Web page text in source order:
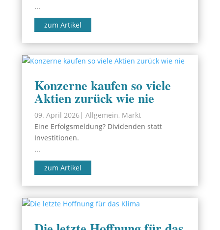
...
zum Artikel
Konzerne kaufen so viele
Aktien zurück wie nie
09. April 2026| Allgemein, Markt
Eine Erfolgsmeldung? Dividenden statt
Investitionen.
...
zum Artikel